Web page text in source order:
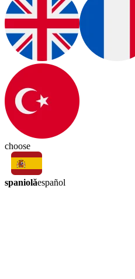
choose
spaniolăespañol